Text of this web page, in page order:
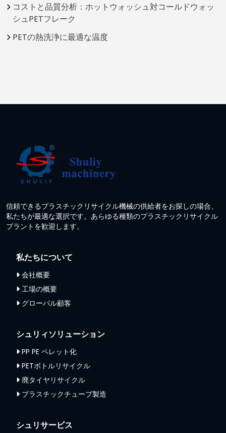
コストと品質分析：ホットウォッシュ対コールドウォッ
シュPETフレーク
PETの熱洗浄に最適な温度
信頼できるプラスチックリサイクル機械の供給者をお探しの場合、
私たちが最適な選択です。あらゆる種類のプラスチックリサイクル
プラントを歓迎します。
私たちについて
会社概要
工場の概要
グローバル顧客
シュリィソリューション
PP PE ペレット化
PETボトルリサイクル
廃タイヤリサイクル
プラスチックチューブ製造
シュリサービス